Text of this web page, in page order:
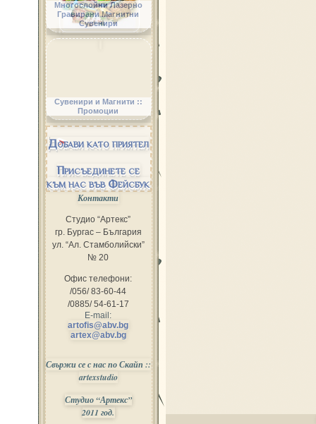
Многослойни Лазерно
Гравирани Магнитни
Сувенири
Сувенири и Магнити ::
Промоции
Добави като приятел
Присъединете се
към нас във Фейсбук
Контакти
Студио “Артекс”
гр. Бургас – България
ул. “Ал. Стамболийски”
№ 20
Офис телефони:
/056/ 83-60-44
/0885/ 54-61-17
E-mail:
artofis@abv.bg
artex@abv.bg
Свържи се с нас по Скайп ::
artexstudio
Студио “Артекс”
2011 год.